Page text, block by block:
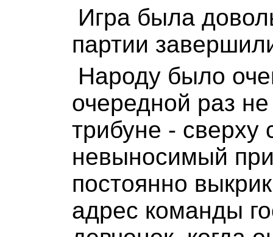
Игра была
партии
Народу было
очередной раз
трибуне -
невыносимый
постоянно
адрес команды